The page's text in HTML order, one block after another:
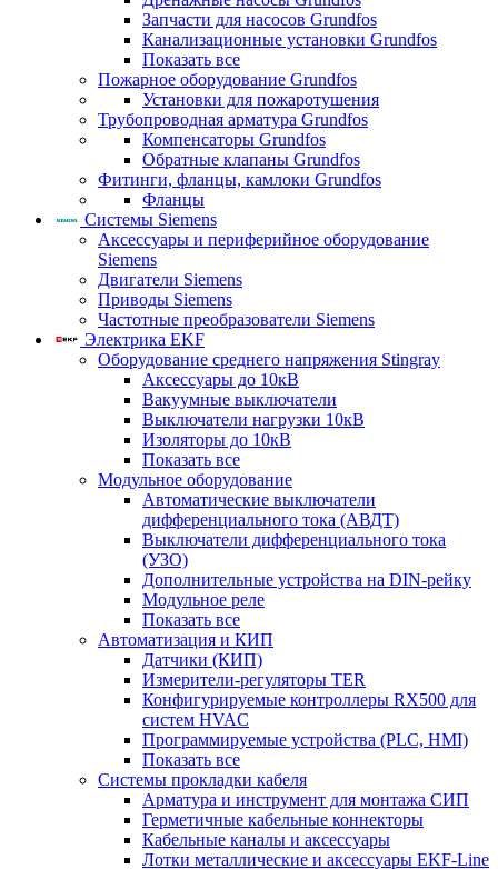
Запчасти для насосов Grundfos
Канализационные установки Grundfos
Показать все
Пожарное оборудование Grundfos
Установки для пожаротушения
Трубопроводная арматура Grundfos
Компенсаторы Grundfos
Обратные клапаны Grundfos
Фитинги, фланцы, камлоки Grundfos
Фланцы
Системы Siemens
Аксессуары и периферийное оборудование
Siemens
Двигатели Siemens
Приводы Siemens
Частотные преобразователи Siemens
Электрика EKF
Оборудование среднего напряжения Stingray
Аксессуары до 10кВ
Вакуумные выключатели
Выключатели нагрузки 10кВ
Изоляторы до 10кВ
Показать все
Модульное оборудование
Автоматические выключатели
дифференциального тока (АВДТ)
Выключатели дифференциального тока
(УЗО)
Дополнительные устройства на DIN-рейку
Модульное реле
Показать все
Автоматизация и КИП
Датчики (КИП)
Измерители-регуляторы TER
Конфигурируемые контроллеры RX500 для
систем HVAC
Программируемые устройства (PLC, HMI)
Показать все
Системы прокладки кабеля
Арматура и инструмент для монтажа СИП
Герметичные кабельные коннекторы
Кабельные каналы и аксессуары
Лотки металлические и аксессуары EKF-Line